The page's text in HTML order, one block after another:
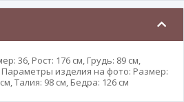
36, Рост: 176 см, Грудь: 89 см,
Параметры изделия на фото: Размер:
Талия: 98 см, Бедра: 126 см